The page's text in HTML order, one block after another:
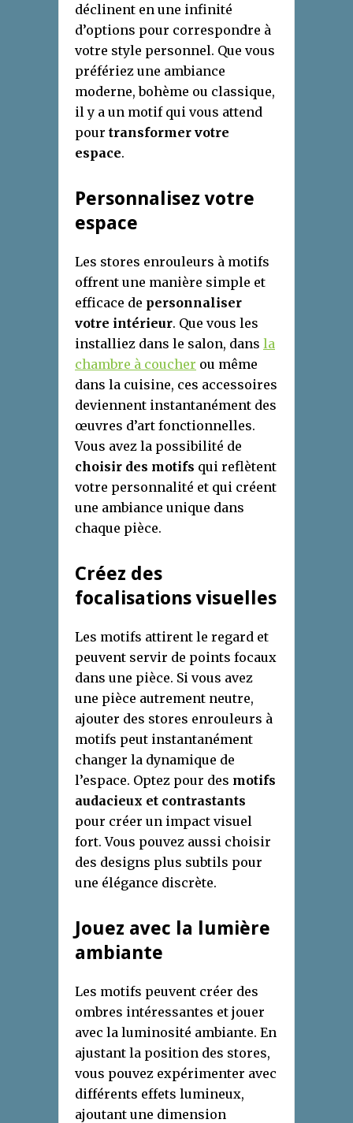
déclinent en une infinité
d’options pour correspondre à
votre style personnel. Que vous
préfériez une ambiance
moderne, bohème ou classique,
il y a un motif qui vous attend
pour transformer votre
espace.
Personnalisez votre
espace
Les stores enrouleurs à motifs
offrent une manière simple et
efficace de personnaliser
votre intérieur. Que vous les
installiez dans le salon, dans la
chambre à coucher ou même
dans la cuisine, ces accessoires
deviennent instantanément des
œuvres d’art fonctionnelles.
Vous avez la possibilité de
choisir des motifs qui reflètent
votre personnalité et qui créent
une ambiance unique dans
chaque pièce.
Créez des
focalisations visuelles
Les motifs attirent le regard et
peuvent servir de points focaux
dans une pièce. Si vous avez
une pièce autrement neutre,
ajouter des stores enrouleurs à
motifs peut instantanément
changer la dynamique de
l’espace. Optez pour des motifs
audacieux et contrastants
pour créer un impact visuel
fort. Vous pouvez aussi choisir
des designs plus subtils pour
une élégance discrète.
Jouez avec la lumière
ambiante
Les motifs peuvent créer des
ombres intéressantes et jouer
avec la luminosité ambiante. En
ajustant la position des stores,
vous pouvez expérimenter avec
différents effets lumineux,
ajoutant une dimension